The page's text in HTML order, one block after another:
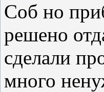
Соб но
решено
сделали
много